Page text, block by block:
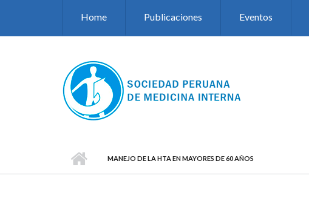
Home Publicaciones Eventos
MANEJO DE LA HTA EN MAYORES DE 60 AÑOS